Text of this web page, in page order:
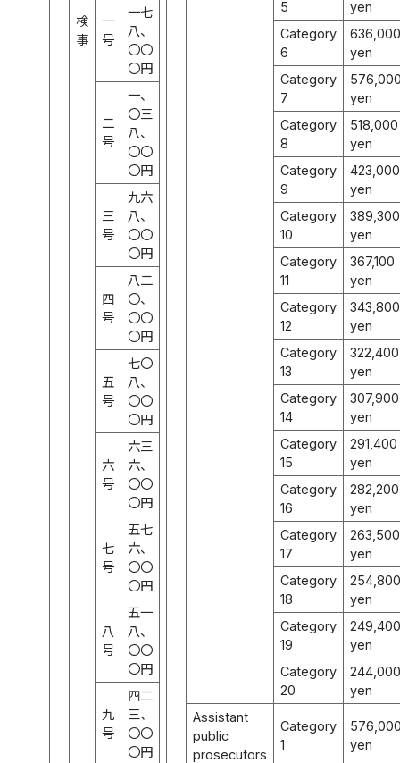
検
事
一
号
一七
八、
〇〇
〇円
二
号
一、
〇三
八、
〇〇
〇円
三
号
九六
八、
〇〇
〇円
四
号
八二
〇、
〇〇
〇円
五
号
七〇
八、
〇〇
〇円
六
号
六三
六、
〇〇
〇円
七
号
五七
六、
〇〇
〇円
八
号
五一
八、
〇〇
〇円
九
号
四二
三、
〇〇
〇円
5
yen
Category
6
636,000
yen
Category
7
yen
Category
8
518,000
yen
Category
9
423,000
yen
Category
10
389,300
yen
Category
11
367,100
yen
Category
12
343,800
yen
Category
13
322,400
yen
Category
14
307,900
yen
Category
15
291,400
yen
Category
16
282,200
yen
Category
17
263,500
yen
Category
18
254,800
yen
Category
19
249,400
yen
Category
20
244,000
yen
Assistant
public
prosecutors
Category
1
yen